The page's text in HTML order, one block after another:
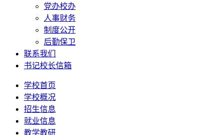
党办校办
人事财务
制度公开
后勤保卫
联系我们
书记校长信箱
学校首页
学校概况
招生信息
就业信息
教学教研